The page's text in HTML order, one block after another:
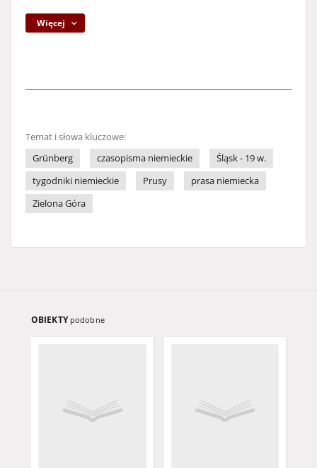
Więcej
Temat i słowa kluczowe:
Grünberg
czasopisma niemieckie
Śląsk - 19 w.
tygodniki niemieckie
Prusy
prasa niemiecka
Zielona Góra
OBIEKTY podobne